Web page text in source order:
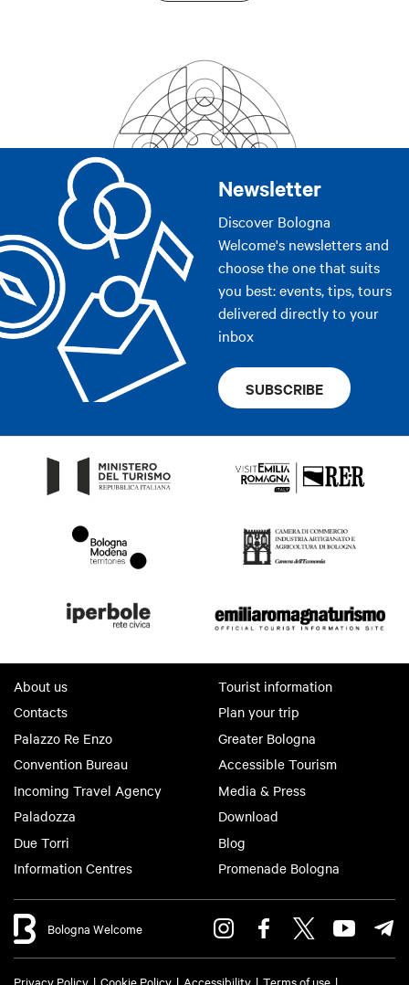
Newsletter
Discover Bologna
Welcome's newsletters and
choose the one that suits
you best: events, tips, tours
delivered directly to your
inbox
SUBSCRIBE
About us
Contacts
Palazzo Re Enzo
Convention Bureau
Incoming Travel Agency
Paladozza
Due Torri
Information Centres
Tourist information
Plan your trip
Greater Bologna
Accessible Tourism
Media & Press
Download
Blog
Promenade Bologna
Bologna Welcome
Privacy Policy Cookie Policy Accessibility Terms of use